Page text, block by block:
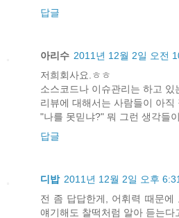
답글
아리수 2011년 12월 2일 오전
저희회사요.ㅎㅎ
소스코드나 이슈관리는 하고 있
리뷰에 대해서는 사람들이 아직
"나를 못믿냐?" 뭐 그런 생각들이
답글
디밥 2011년 12월 2일 오후 6:31
전 좀 답답한게, 어휘력 때문에
얘기해도 찰떡처럼 알아 듣는